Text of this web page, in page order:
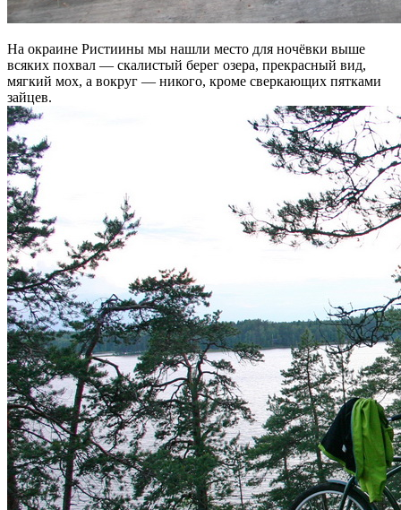
На окраине Ристиины мы нашли место для ночёвки выше
всяких похвал — скалистый берег озера, прекрасный вид,
мягкий мох, а вокруг — никого, кроме сверкающих пятками
зайцев.